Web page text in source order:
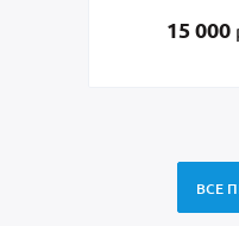
ВСЕ